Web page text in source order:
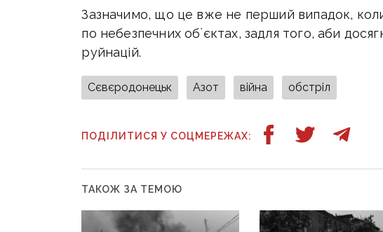
Зазначимо, що це вже не перший випадок,
по небезпечних об`єктах, задля того, аби
руйнацій.
Сєвєродонецьк Азот війна обстріл
ПОДІЛИТИСЯ У СОЦМЕРЕЖАХ:
ТАКОЖ ЗА ТЕМОЮ